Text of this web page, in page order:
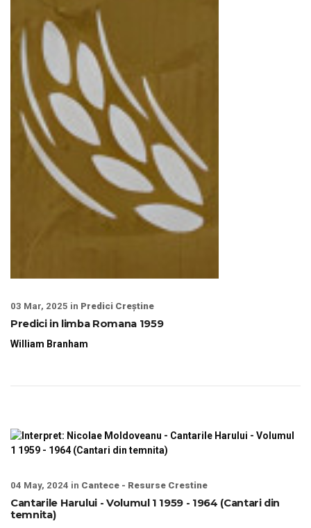
03 Mar, 2025 in Predici Creștine
Predici in limba Romana 1959
William Branham
04 May, 2024 in Cantece - Resurse Crestine
Cantarile Harului - Volumul 1 1959 - 1964 (Cantari din
temnita)